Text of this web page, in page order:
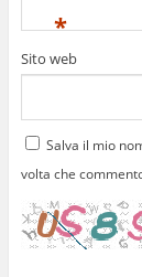
*
Sito web
Salva il mio
volta che